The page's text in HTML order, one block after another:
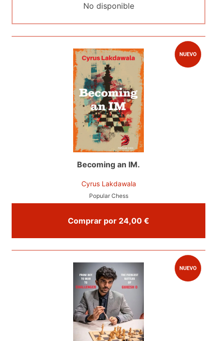
No disponible
Becoming an IM.
Cyrus Lakdawala
Popular Chess
Comprar por 24,00 €